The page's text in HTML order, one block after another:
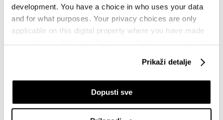
development. You have a choice in who uses your data
and for what purposes. Your privacy choices are only
applicable on this digital property where you have made
If you allow, we would also like to:
Collect information about your geographical
Prikaži detalje
Dopusti sve
EVROPSKA UNIJA
Budućnost NATO-a između evropske
07.07.2026